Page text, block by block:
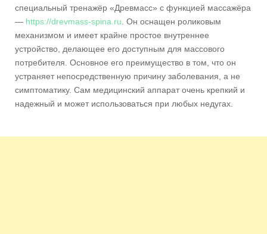
специальный тренажёр «Древмасс» с функцией массажёра
— https://drevmass-spina.ru. Он оснащен роликовым
механизмом и имеет крайне простое внутреннее
устройство, делающее его доступным для массового
потребителя. Основное его преимущество в том, что он
устраняет непосредственную причину заболевания, а не
симптоматику. Сам медицинский аппарат очень крепкий и
надежный и может использоваться при любых недугах.